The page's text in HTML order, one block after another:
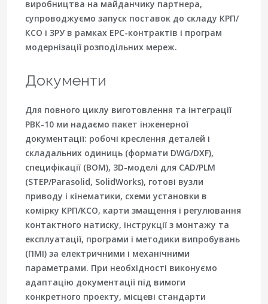
виробництва на майданчику партнера,
супроводжуємо запуск поставок до складу КРП/
КСО і ЗРУ в рамках EPC-контрактів і програм
модернізації розподільних мереж.
Документи
Для повного циклу виготовлення та інтеграції
РВК-10 ми надаємо пакет інженерної
документації: робочі креслення деталей і
складальних одиниць (формати DWG/DXF),
специфікації (BOM), 3D-моделі для CAD/PLM
(STEP/Parasolid, SolidWorks), готові вузли
приводу і кінематики, схеми установки в
комірку КРП/КСО, карти змащення і регулювання
контактного натиску, інструкції з монтажу та
експлуатації, програми і методики випробувань
(ПМІ) за електричними і механічними
параметрами. При необхідності виконуємо
адаптацію документації під вимоги
конкретного проекту, місцеві стандарти